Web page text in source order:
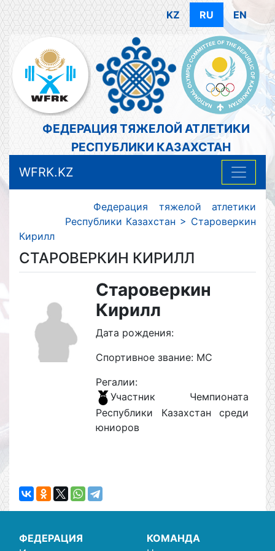
KZ RU EN
ФЕДЕРАЦИЯ ТЯЖЕЛОЙ АТЛЕТИКИ
РЕСПУБЛИКИ КАЗАХСТАН
WFRK.KZ
Федерация тяжелой атлетики
Республики Казахстан > Староверкин
Кирилл
СТАРОВЕРКИН КИРИЛЛ
Староверкин
Кирилл
Дата рождения:
Спортивное звание: МС
Регалии:
Участник Чемпионата
Республики Казахстан среди
юниоров
ФЕДЕРАЦИЯ
КОМАНДА